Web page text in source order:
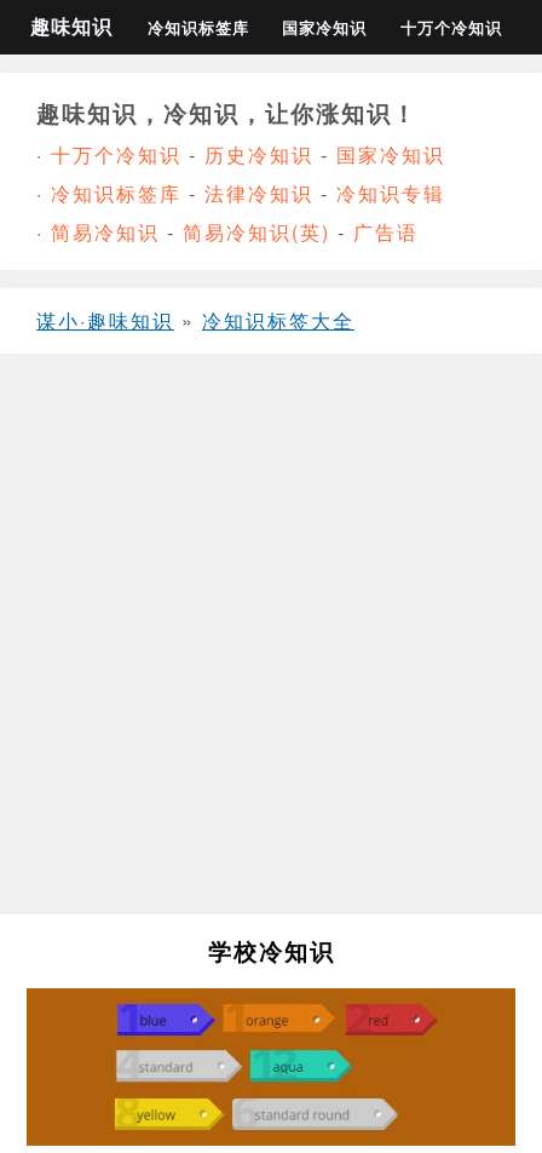
趣味知识 冷知识标签库 国家冷知识 十万个冷知识
趣味知识，冷知识，让你涨知识！
· 十万个冷知识 - 历史冷知识 - 国家冷知识
· 冷知识标签库 - 法律冷知识 - 冷知识专辑
· 简易冷知识 - 简易冷知识(英) - 广告语
谋小·趣味知识 » 冷知识标签大全
学校冷知识